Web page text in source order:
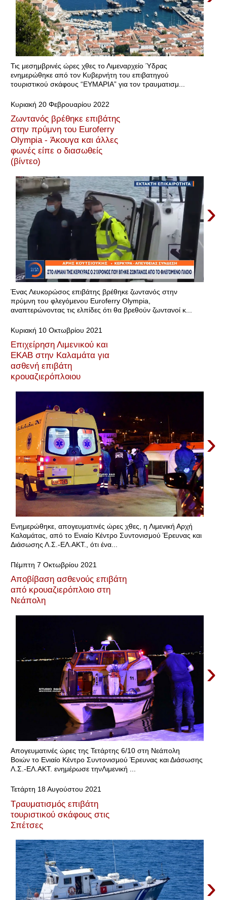
Τις μεσημβρινές ώρες χθες το Λιμεναρχείο Ύδρας
ενημερώθηκε από τον Κυβερνήτη του επιβατηγού
τουριστικού σκάφους “ΕΥΜΑΡΙΑ” για τον τραυματισμ...
Κυριακή 20 Φεβρουαρίου 2022
Ζωντανός βρέθηκε επιβάτης
στην πρύμνη του Euroferry
Olympia - Άκουγα και άλλες
φωνές είπε ο διασωθείς
(βίντεο)
›
Ένας Λευκορώσος επιβάτης βρέθηκε ζωντανός στην
πρύμνη του φλεγόμενου Euroferry Olympia,
αναπτερώνοντας τις ελπίδες ότι θα βρεθούν ζωντανοί κ...
Κυριακή 10 Οκτωβρίου 2021
Επιχείρηση Λιμενικού και
ΕΚΑΒ στην Καλαμάτα για
ασθενή επιβάτη
κρουαζιερόπλοιου
›
Ενημερώθηκε, απογευματινές ώρες χθες, η Λιμενική Αρχή
Καλαμάτας, από το Ενιαίο Κέντρο Συντονισμού Έρευνας και
Διάσωσης Λ.Σ.-ΕΛ.ΑΚΤ., ότι ένα...
Πέμπτη 7 Οκτωβρίου 2021
Αποβίβαση ασθενούς επιβάτη
από κρουαζιερόπλοιο στη
Νεάπολη
›
Απογευματινές ώρες της Τετάρτης 6/10 στη Νεάπολη
Βοιών το Ενιαίο Κέντρο Συντονισμού Έρευνας και Διάσωσης
Λ.Σ.-ΕΛ.ΑΚΤ. ενημέρωσε τηνΛιμενική ...
Τετάρτη 18 Αυγούστου 2021
Τραυματισμός επιβάτη
τουριστικού σκάφους στις
Σπέτσες
›